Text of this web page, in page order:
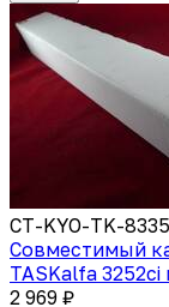
CT-KYO-TK-
Совместимый
TASKalfa
2 969 ₽